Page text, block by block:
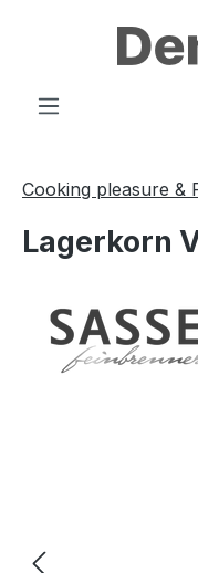
Passer au contenu
Cooking pleasure &
Lagerkorn